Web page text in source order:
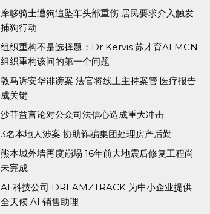
摩哆骑士遭狗追坠车头部重伤 居民要求介入触发
捕狗行动
组织重构不是选择题：Dr Kervis 苏才育AI MCN
组织重构该问的第一个问题
敦马诉安华诽谤案 法官将线上主持案管 医疗报告
成关键
沙菲益言论对公众司法信心造成重大冲击
3名本地人涉案 协助诈骗集团处理房产后勤
熊本城外墙再度崩塌 16年前大地震后修复工程尚
未完成
AI 科技公司 DREAMZTRACK 为中小企业提供
全天候 AI 销售助理